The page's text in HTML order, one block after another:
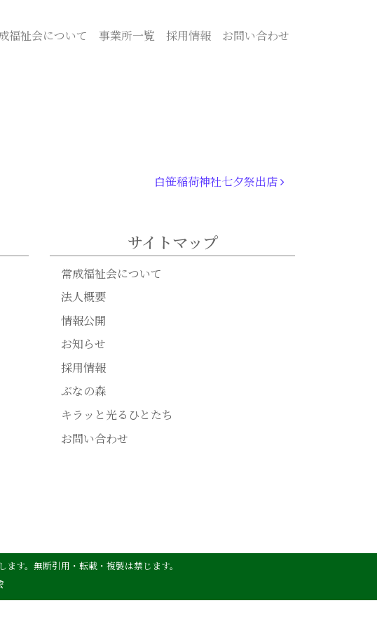
福祉会について 事業所一覧 採用情報 お問い合わせ
白笹稲荷神社七夕祭出店
サイトマップ
常成福祉会について
法人概要
情報公開
お知らせ
採用情報
ぶなの森
キラッと光るひとたち
お問い合わせ
す。無断引用・転載・複製は禁じます。